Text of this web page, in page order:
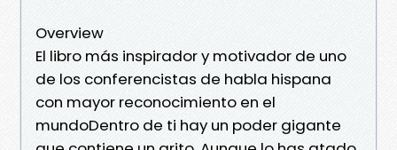
Overview
El libro más inspirador y motivador de uno
de los conferencistas de habla hispana
con mayor reconocimiento en el
mundoDentro de ti hay un poder gigante